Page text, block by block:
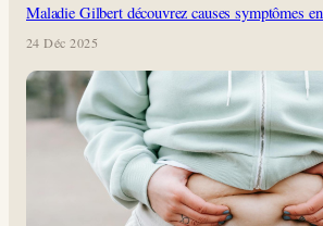
Maladie Gilbert découvrez causes symptômes
24 Déc 2025